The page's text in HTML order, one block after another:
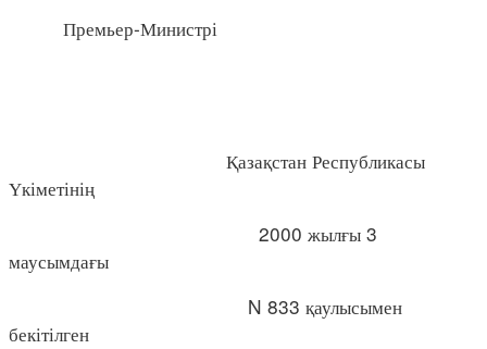
Премьер-Министрі
Қазақстан Республикасы
Үкіметінің
2000 жылғы 3
маусымдағы
N 833 қаулысымен
бекітілген